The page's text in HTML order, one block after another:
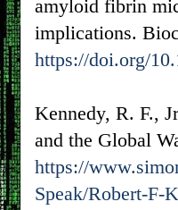
amyloid fibrin
implications.
https://doi.org/
Kennedy, R. F.,
and the Global
https://
Speak/Robert-F-